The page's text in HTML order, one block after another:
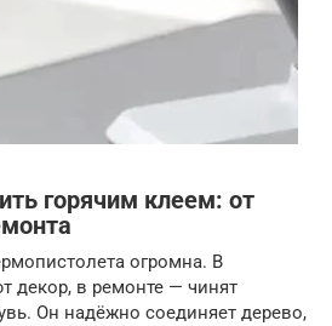
горячим клеем: от
огромна. В
декор, в ремонте — чинят
Он надёжно соединяет дерево,